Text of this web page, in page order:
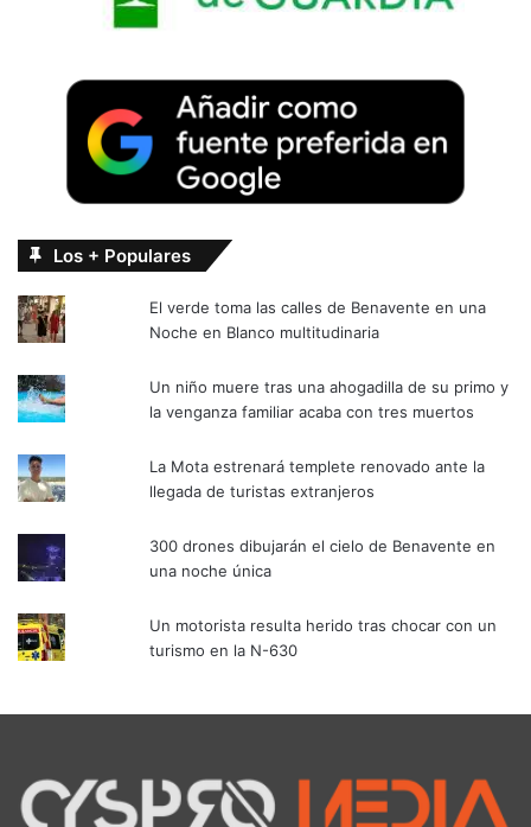
Los + Populares
El verde toma las calles de Benavente en una
Noche en Blanco multitudinaria
Un niño muere tras una ahogadilla de su primo y
la venganza familiar acaba con tres muertos
La Mota estrenará templete renovado ante la
llegada de turistas extranjeros
300 drones dibujarán el cielo de Benavente en
una noche única
Un motorista resulta herido tras chocar con un
turismo en la N-630